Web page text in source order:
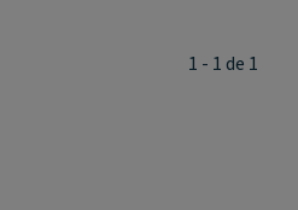
1 - 1 de 1